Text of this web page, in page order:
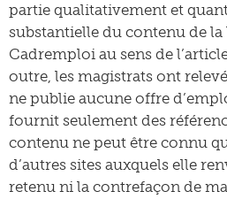
partie qualitativement et
substantielle du contenu de la
Cadremploi au sens de
outre, les magistrats ont
ne publie aucune offre
fournit seulement des
contenu ne peut être connu
d’autres sites auxquels elle
retenu ni la contrefaçon de